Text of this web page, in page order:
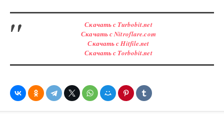
Скачать с Turbobit.net
Скачать с Nitroflare.com
Скачать с Hitfile.net
Скачать с Torbobit.net